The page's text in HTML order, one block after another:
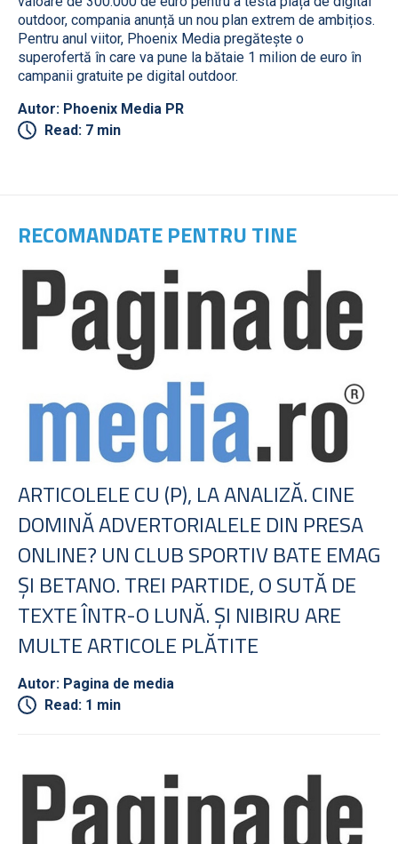
outdoor, compania anunță un nou plan extrem de ambițios.
Pentru anul viitor, Phoenix Media pregătește o
superofertă în care va pune la bătaie 1 milion de euro în
campanii gratuite pe digital outdoor.
Autor: Phoenix Media PR
Read: 7 min
RECOMANDATE PENTRU TINE
ARTICOLELE CU (P), LA ANALIZĂ. CINE
DOMINĂ ADVERTORIALELE DIN PRESA
ONLINE? UN CLUB SPORTIV BATE EMAG
ŞI BETANO. TREI PARTIDE, O SUTĂ DE
TEXTE ÎNTR-O LUNĂ. ŞI NIBIRU ARE
MULTE ARTICOLE PLĂTITE
Autor: Pagina de media
Read: 1 min